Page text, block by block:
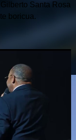
Santa Rosa
boricua.